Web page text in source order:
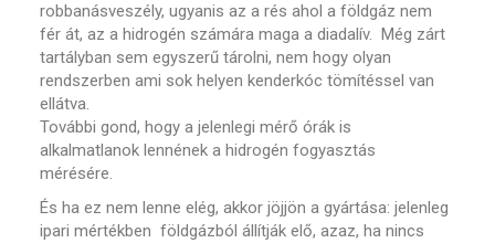
robbanásveszély, ugyanis az a rés ahol a földgáz nem
fér át, az a hidrogén számára maga a diadalív. Még zárt
tartályban sem egyszerű tárolni, nem hogy olyan
rendszerben ami sok helyen kenderkóc tömítéssel van
ellátva.
További gond, hogy a jelenlegi mérő órák is
alkalmatlanok lennének a hidrogén fogyasztás
mérésére.
És ha ez nem lenne elég, akkor jöjjön a gyártása: jelenleg
ipari mértékben földgázból állítják elő, azaz, ha nincs